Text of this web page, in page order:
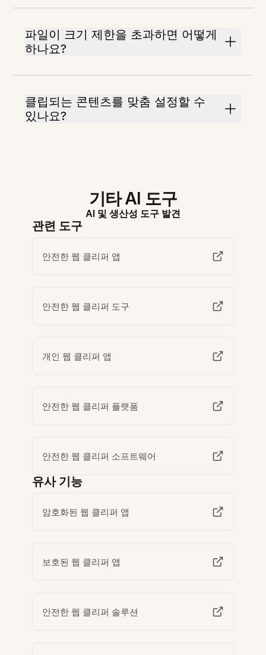
파일이 크기 제한을 초과하면 어떻게
하나요?
클립되는 콘텐츠를 맞춤 설정할 수
있나요?
기타 AI 도구
AI 및 생산성 도구 발견
관련 도구
안전한 웹 클리퍼 앱
안전한 웹 클리퍼 도구
개인 웹 클리퍼 앱
안전한 웹 클리퍼 플랫폼
안전한 웹 클리퍼 소프트웨어
유사 기능
암호화된 웹 클리퍼 앱
보호된 웹 클리퍼 앱
안전한 웹 클리퍼 솔루션